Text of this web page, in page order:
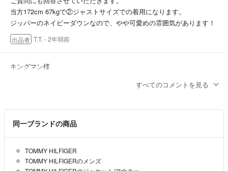
当方172cm 67kgで②ジャストサイズでの着用になります。
ジッパーのネイビーダウンなので、やや可愛めの雰囲気があります！
出品者 T.T. - 2年弱前
キングマン様
ご返信ありがとうございます。
すべてのコメントを見る
同一ブランドの商品
TOMMY HILFIGER
TOMMY HILFIGERのメンズ